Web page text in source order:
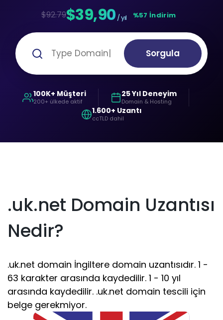
$92.79$39,90 / yıl %57 İndirim
Sorgula
100K+ Müşteri
200+ ülkede aktif
25 Yıl Deneyim
Domain & Hosting
1.600+ Uzantı
ccTLD dahil
.uk.net Domain Uzantısı
Nedir?
.uk.net domain İngiltere domain uzantısıdır. 1 -
63 karakter arasında kaydedilir. 1 - 10 yıl
arasında kaydedilir. .uk.net domain tescili için
belge gerekmiyor.